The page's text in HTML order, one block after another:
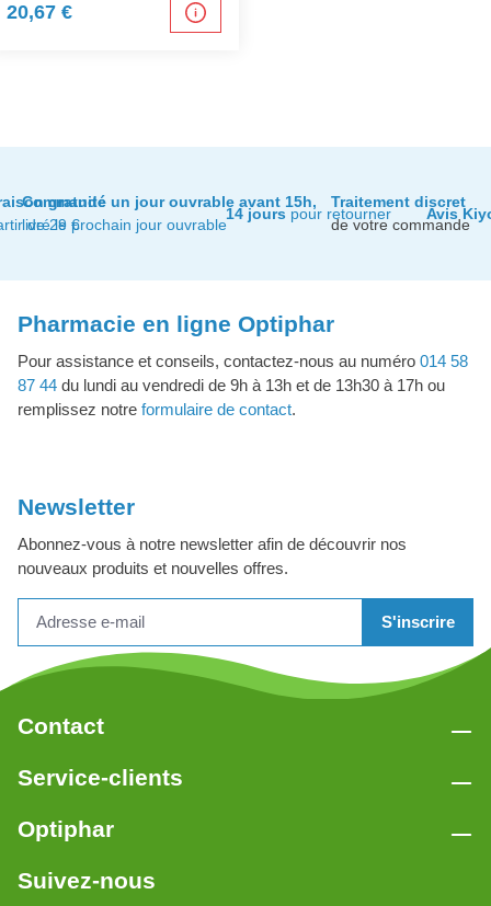
20,67 €
gratuite
de 29 €
Commandé un jour ouvrable avant 15h,
livré le prochain jour ouvrable
14 jours pour retourner
Traitement discret
de votre commande
Avis
Pharmacie en ligne Optiphar
Pour assistance et conseils, contactez-nous au numéro 014 58
87 44 du lundi au vendredi de 9h à 13h et de 13h30 à 17h ou
remplissez notre formulaire de contact.
Newsletter
Abonnez-vous à notre newsletter afin de découvrir nos
nouveaux produits et nouvelles offres.
S'inscrire
Contact
Service-clients
Optiphar
Suivez-nous